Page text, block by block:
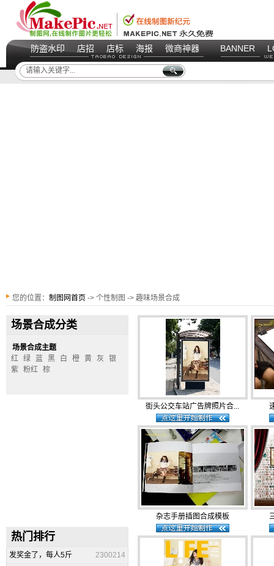
防盗水印 店招 店标 海报 微商神器 BANNER
您的位置： 制图网首页 -> 个性制图 -> 趣味场景合成
场景合成分类
场景合成主题
红 绿 蓝 黑 白 橙 黄 灰
银
紫 粉红 棕
热门排行
2300214
发奖金了，每人5斤
街头公交车站广告牌照片合...
杂志手册插图合成模板